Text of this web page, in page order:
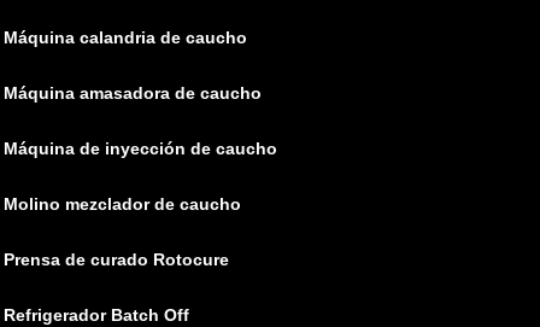
Máquina calandria de caucho
Máquina amasadora de caucho
Máquina de inyección de caucho
Molino mezclador de caucho
Prensa de curado Rotocure
Refrigerador Batch Off